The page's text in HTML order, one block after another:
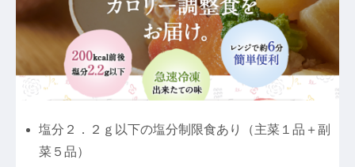
塩分２．２ｇ以下の塩分制限食あり（主菜１品＋副
菜５品）